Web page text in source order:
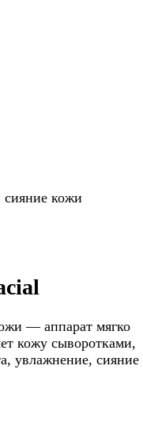
сияние кожи
— аппарат мягко
кожу сыворотками,
увлажнение, сияние